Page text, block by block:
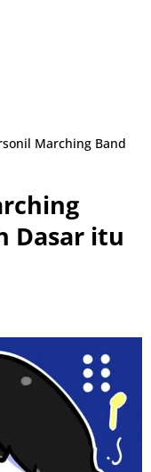
Marching Band
Dasar itu